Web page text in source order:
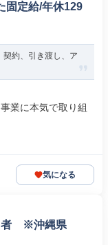
固定給/年休129
契約、引き渡し、ア
業に本気で取り組
気になる
者 ※沖縄県